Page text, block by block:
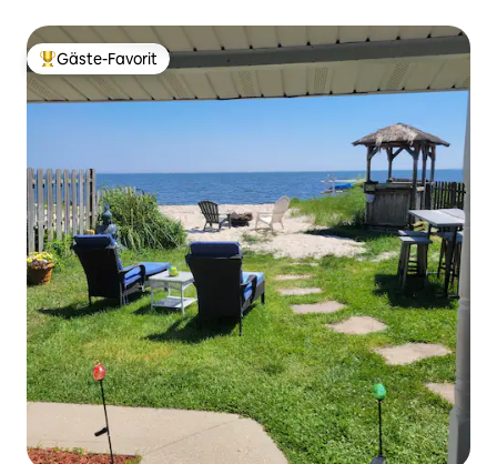
Beliebter Gäste-Favorit.
Gäste-Favorit